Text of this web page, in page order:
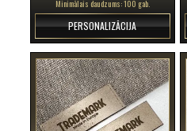
Minimālais daudzums: 100 gab.
PERSONALIZĀCIJA